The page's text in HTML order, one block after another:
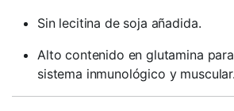
Sin lecitina de soja añadida.
Alto contenido en glutamina
sistema inmunológico y muscular.